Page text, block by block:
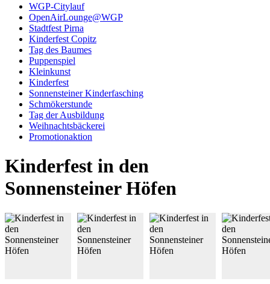
WGP-Citylauf
OpenAirLounge@WGP
Stadtfest Pirna
Kinderfest Copitz
Tag des Baumes
Puppenspiel
Kleinkunst
Kinderfest
Sonnensteiner Kinderfasching
Schmökerstunde
Tag der Ausbildung
Weihnachtsbäckerei
Promotionaktion
Kinderfest in den
Sonnensteiner Höfen